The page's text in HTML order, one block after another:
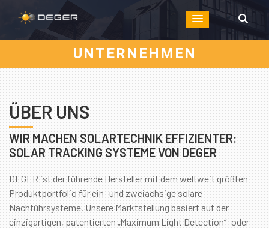
UNTERNEHMEN
ÜBER UNS
WIR MACHEN SOLARTECHNIK EFFIZIENTER:
SOLAR TRACKING SYSTEME VON DEGER
DEGER ist der führende Hersteller mit dem weltweit größten
Produktportfolio für ein- und zweiachsige solare
Nachführsysteme. Unsere Marktstellung basiert auf der
einzigartigen, patentierten „Maximum Light Detection“- oder